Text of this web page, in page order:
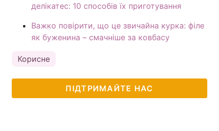
делікатес: 10 способів їх приготування
Важко повірити, що це звичайна курка: філе
як буженина – смачніше за ковбасу
Корисне
ПІДТРИМАЙТЕ НАС